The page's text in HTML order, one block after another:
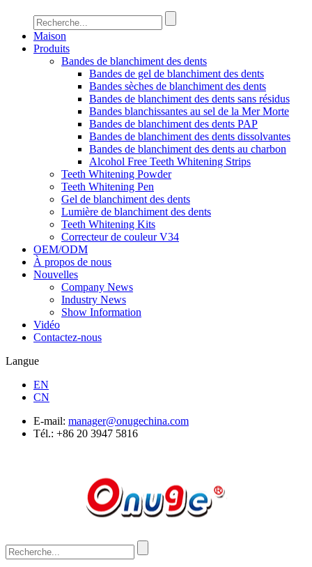
Maison
Produits
Bandes de blanchiment des dents
Bandes de gel de blanchiment des dents
Bandes sèches de blanchiment des dents
Bandes de blanchiment des dents sans résidus
Bandes blanchissantes au sel de la Mer Morte
Bandes de blanchiment des dents PAP
Bandes de blanchiment des dents dissolvantes
Bandes de blanchiment des dents au charbon
Alcohol Free Teeth Whitening Strips
Teeth Whitening Powder
Teeth Whitening Pen
Gel de blanchiment des dents
Lumière de blanchiment des dents
Teeth Whitening Kits
Correcteur de couleur V34
OEM/ODM
À propos de nous
Nouvelles
Company News
Industry News
Show Information
Vidéo
Contactez-nous
Langue
EN
CN
E-mail: manager@onugechina.com
Tél.: +86 20 3947 5816